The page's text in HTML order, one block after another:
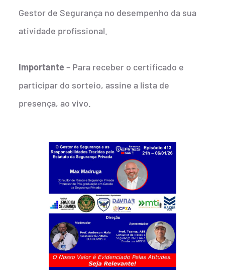
Gestor de Segurança no desempenho da sua
atividade profissional.
Importante – Para receber o certificado e
participar do sorteio, assine a lista de
presença, ao vivo.